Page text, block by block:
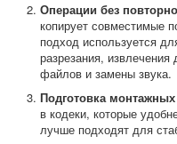
Операции без
копирует совместимые
подход используется
разрезания,
файлов и замены звука.
Подготовка
в кодеки, которые
лучше подходят для